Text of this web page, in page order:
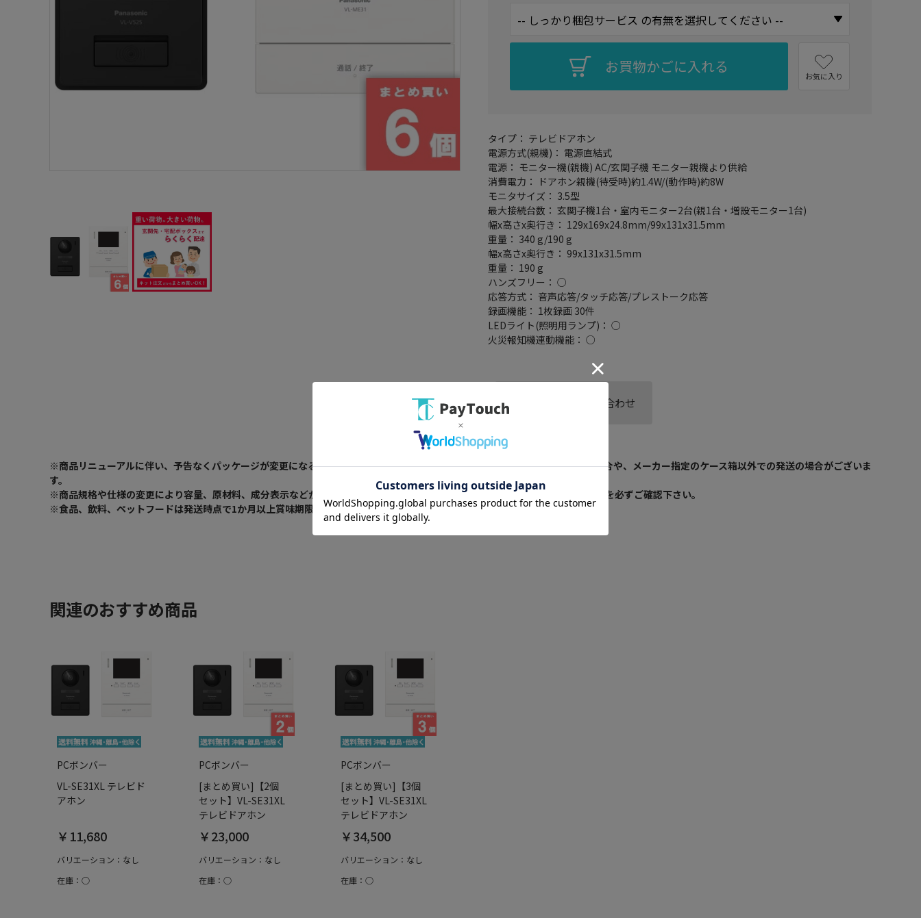
お買物かごに入れる お気に入り
タイプ： テレビドアホン
電源方式(親機)： 電源直結式
電源： モニター機(親機) AC/玄関子機 モニター親機より供給
消費電力： ドアホン親機(待受時)約1.4W/(動作時)約8W
モニタサイズ： 3.5型
最大接続台数： 玄関子機1台・室内モニター2台(親1台・増設モニター1台)
幅x高さx奥行き： 129x169x24.8mm/99x131x31.5mm
重量： 340 g/190 g
幅x高さx奥行き： 99x131x31.5mm
重量： 190 g
ハンズフリー： ○
応答方式： 音声応答/タッチ応答/プレストーク応答
録画機能： 1枚録画 30件
LEDライト(照明用ランプ)： ○
火災報知機連動機能： ○
この商品へのお問い合わせ
※商品リニューアルに伴い、予告なくパッケージが変更になる場合がございます。新旧パッケージが入り混じってお届けとなる場合や、メーカー指定のケース箱以外での発送の場合がございま
す。
※商品規格や仕様の変更により容量、原材料、成分表示などが変更される場合がございます。ご使用前には商品ラベルや注意書きを必ずご確認下さい。
※食品、飲料、ペットフードは発送時点で1か月以上賞味期限がある商品をお届け致します。
関連のおすすめ商品
PCボンバー
VL-SE31XL テレビド
アホン
￥11,680
バリエーション：なし
在庫：○
PCボンバー
[まとめ買い]【2個
セット】VL-SE31XL
テレビドアホン
￥23,000
バリエーション：なし
在庫：○
PCボンバー
[まとめ買い]【3個
セット】VL-SE31XL
テレビドアホン
￥34,500
バリエーション：なし
在庫：○